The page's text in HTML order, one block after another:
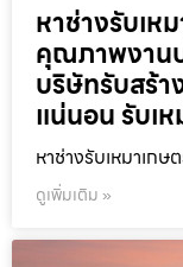
หาช่างรับเห
คุณภาพงาน
บริษัทรับสร้า
แน่นอน รับเ
หาช่างรับเหมาเก
ดูเพิ่มเติม »